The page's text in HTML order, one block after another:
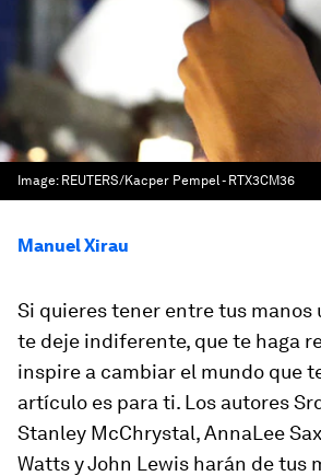
Image: REUTERS/Kacper Pempel - RTX3CM36
Manuel Xirau
Si quieres tener entre tus manos
te deje indiferente, que te haga
inspire a cambiar el mundo que
artículo es para ti. Los autores
Stanley McChrystal, AnnaLee
Watts y John Lewis harán de tus